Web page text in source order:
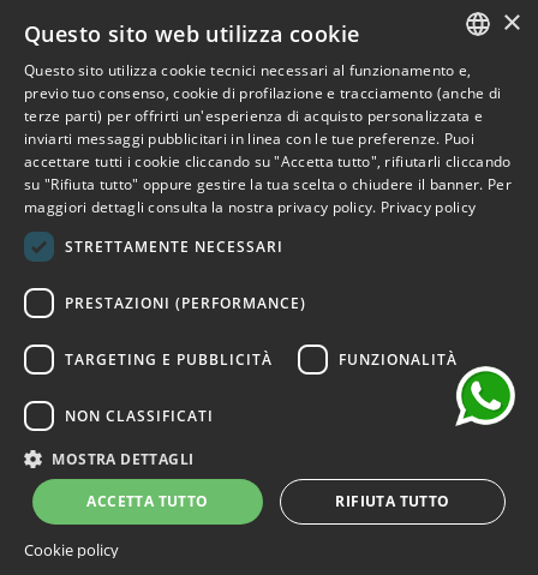
Outlet Bicocca
Iscriviti alla Newsletter
Iscriviti per ricevere accesso anticipato a saldi, ultimi arrivi,
promozioni e molto altro.
©2026 Outlet Bicocca - P.IVA 06736400968 - Piazza della
Trivulziana, 6 - 20126 Milano - Italia
Powered byKForge
ITALIAN
ENGLISH
FRENCH
GERMAN
×
Questo sito web utilizza cookie
Questo sito utilizza cookie tecnici necessari al funzionamento e,
previo tuo consenso, cookie di profilazione e tracciamento (anche di
terze parti) per offrirti un'esperienza di acquisto personalizzata e
inviarti messaggi pubblicitari in linea con le tue preferenze. Puoi
accettare tutti i cookie cliccando su "Accetta tutto", rifiutarli cliccando
su "Rifiuta tutto" oppure gestire la tua scelta o chiudere il banner. Per
maggiori dettagli consulta la nostra privacy policy. Privacy policy
STRETTAMENTE NECESSARI
PRESTAZIONI (PERFORMANCE)
TARGETING E PUBBLICITÀ FUNZIONALITÀ
NON CLASSIFICATI
MOSTRA DETTAGLI
ACCETTA TUTTO RIFIUTA TUTTO
Cookie policy